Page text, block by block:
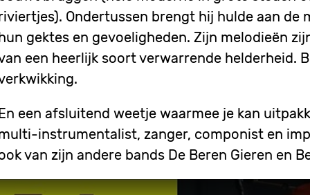
Ondertussen brengt hij hulde aan de
gektes en gevoeligheden. Zijn melodieën
een heerlijk soort verwarrende helderheid.
een afsluitend weetje waarmee je kan
instrumentalist, zanger, componist en
van zijn andere bands De Beren Gieren en